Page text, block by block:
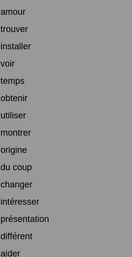
amour
trouver
installer
voir
temps
obtenir
utiliser
montrer
origine
du coup
changer
intéresser
présentation
différent
aider